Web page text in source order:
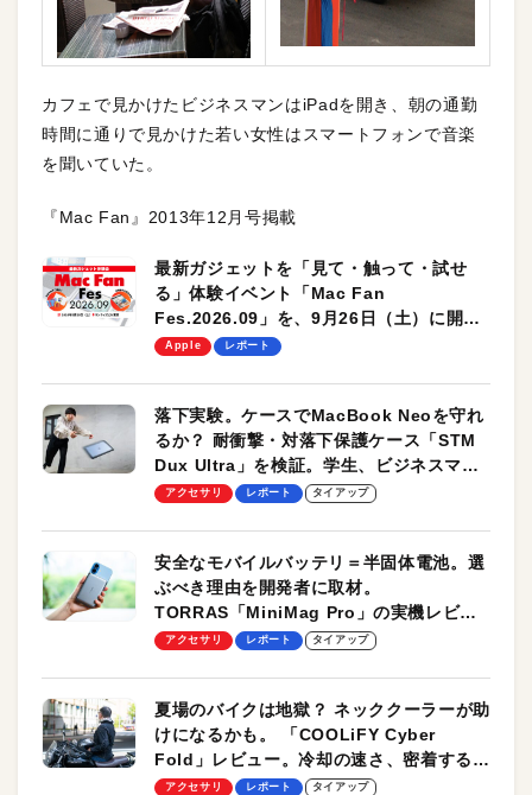
カフェで見かけたビジネスマンはiPadを開き、朝の通勤
時間に通りで見かけた若い女性はスマートフォンで音楽
を聞いていた。
『Mac Fan』2013年12月号掲載
最新ガジェットを「見て・触って・試せ
る」体験イベント「Mac Fan
Fes.2026.09」を、9月26日（土）に開催
します！
Apple レポート
落下実験。ケースでMacBook Neoを守れ
るか？ 耐衝撃・対落下保護ケース「STM
Dux Ultra」を検証。学生、ビジネスマン
のモバイルユースに最適！
アクセサリ レポート タイアップ
安全なモバイルバッテリ＝半固体電池。選
ぶべき理由を開発者に取材。
TORRAS「MiniMag Pro」の実機レビュ
ーも
アクセサリ レポート タイアップ
夏場のバイクは地獄？ ネッククーラーが助
けになるかも。 「COOLiFY Cyber
Fold」レビュー。冷却の速さ、密着する冷
却プレート、シンプルな操作性がグッド！
アクセサリ レポート タイアップ